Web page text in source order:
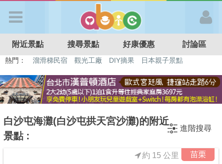
APP登入
首 頁
附近景點 搜尋景點 好康優惠 討論區
熱門： 溜滑梯民宿 觀光工廠 DIY摘果
日本親子景點
白沙屯海灘(白沙屯拱天宮沙灘)的附近
景點 :
進階搜尋
苗栗
約 15 公里